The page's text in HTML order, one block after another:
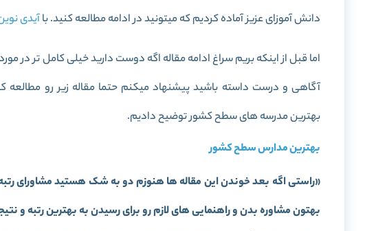
دانش آموزای عزیز آماده کردیم که میتونید در ادامه مطالعه کنید. باآیدی
اما قبل از اینکه بریم سراغ ادامه مقاله اگه دوست دارید خیلی کامل تر در
آگاهی و درست داسته باشید پیشنهاد میکنم حتما مقاله زیر رو
بهترین مدرسه های سطح کشور توضیح دادیم.
بهترین مدارس سطح کشور
«راستی اگه بعد خوندن این مقاله ها هنوزم دو به شک هستید مشاورای
بهتون مشاوره بدن و راهنمایی های لازم رو برای رسیدن به بهترین رتبه و